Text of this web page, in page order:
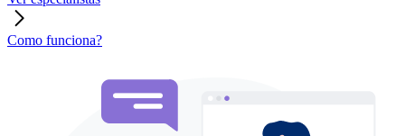
Como funciona?